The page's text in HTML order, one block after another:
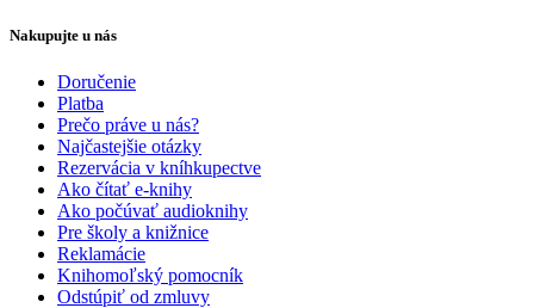
Nakupujte u nás
Doručenie
Platba
Prečo práve u nás?
Najčastejšie otázky
Rezervácia v kníhkupectve
Ako čítať e-knihy
Ako počúvať audioknihy
Pre školy a knižnice
Reklamácie
Knihomoľský pomocník
Odstúpiť od zmluvy